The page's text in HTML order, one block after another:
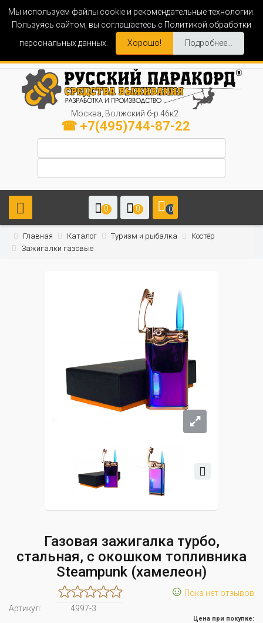
Мы используем файлы cookie и рекомендательные технологии.
Пользуясь сайтом, вы соглашаетесь с Политикой обработки
персональных данных.
Хорошо! Подробнее...
Москва, Волжский б-р 46к2
☎ +7(495)744-87-22
0 0 0
Главная Каталог Туризм и рыбалка
Костёр
Зажигалки газовые
Газовая зажигалка турбо,
стальная, с окошком топливника
Steampunk (хамелеон)
☺ Пока нет отзывов
Артикул:
4997-3
Цена при покупке: